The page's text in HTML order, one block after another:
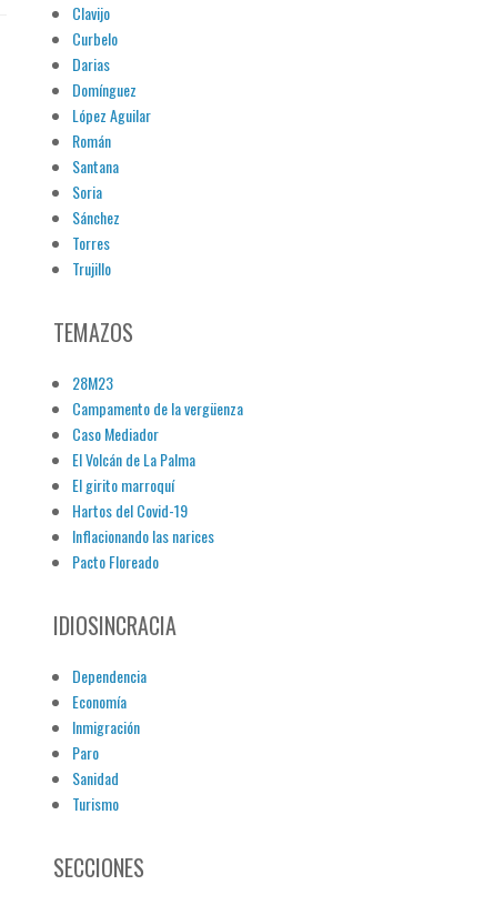
Clavijo
Curbelo
Darias
Domínguez
López Aguilar
Román
Santana
Soria
Sánchez
Torres
Trujillo
TEMAZOS
28M23
Campamento de la vergüenza
Caso Mediador
El Volcán de La Palma
El girito marroquí
Hartos del Covid-19
Inflacionando las narices
Pacto Floreado
IDIOSINCRACIA
Dependencia
Economía
Inmigración
Paro
Sanidad
Turismo
SECCIONES